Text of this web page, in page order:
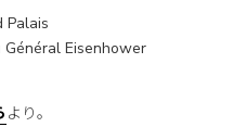
Palais
Général Eisenhower
より。